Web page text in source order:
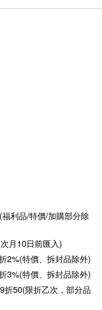
利品/特價/加購部分除
月10日前匯入)
2%(特價、拆封品除外)
3%(特價、拆封品除外)
折50(限折乙次，部分品